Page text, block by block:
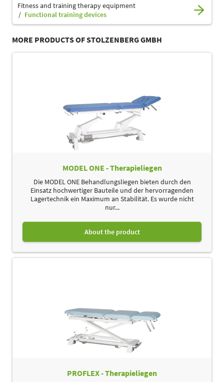
Fitness and training therapy equipment
Functional training devices
MORE PRODUCTS OF STOLZENBERG GMBH
MODEL ONE - Therapieliegen
Die MODEL ONE Behandlungsliegen bieten durch den
Einsatz hochwertiger Bauteile und der hervorragenden
Lagertechnik ein Maximum an Stabilität. Es wurde nicht
nur...
About the product
PROFLEX - Therapieliegen